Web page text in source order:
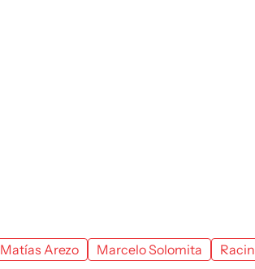
Matías Arezo Marcelo Solomita